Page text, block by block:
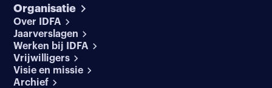
Organisatie
Over IDFA
Jaarverslagen
Werken bij IDFA
Vrijwilligers
Visie en missie
Archief